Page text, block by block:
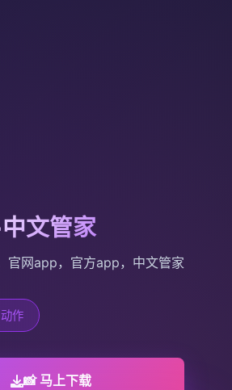
文管家
官网app，官方app，中文管家
动作
📸 马上下载